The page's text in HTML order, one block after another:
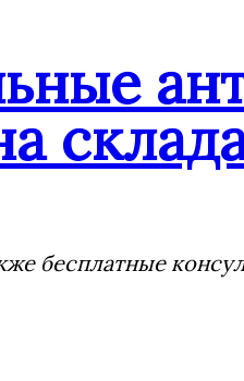
бесплатные